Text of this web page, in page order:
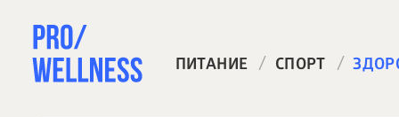
ПИТАНИЕ / СПОРТ /